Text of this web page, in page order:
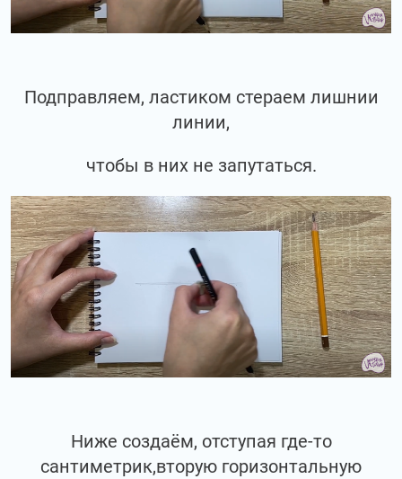
Подправляем, ластиком стераем лишнии
линии,
чтобы в них не запутаться.
Ниже создаём, отступая где-то
сантиметрик,вторую горизонтальную